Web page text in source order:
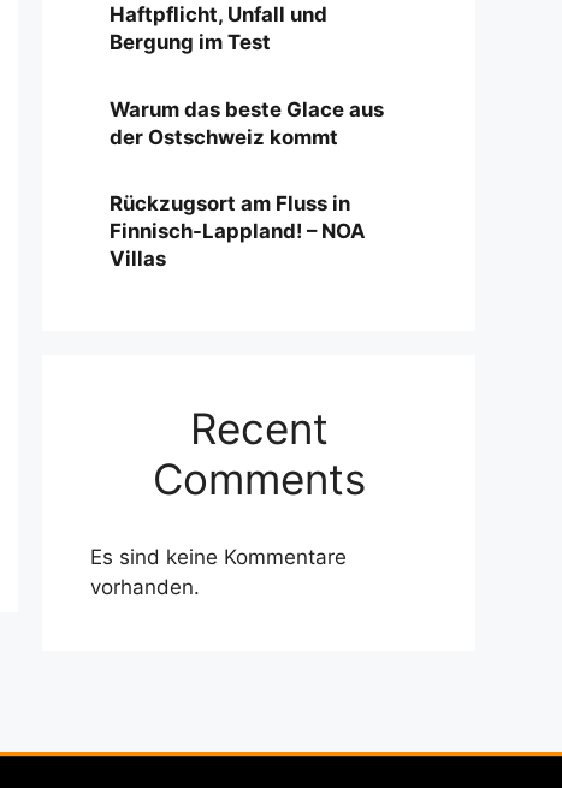
Haftpflicht, Unfall und
Bergung im Test
Warum das beste Glace aus
der Ostschweiz kommt
Rückzugsort am Fluss in
Finnisch-Lappland! – NOA
Villas
Recent
Comments
Es sind keine Kommentare
vorhanden.